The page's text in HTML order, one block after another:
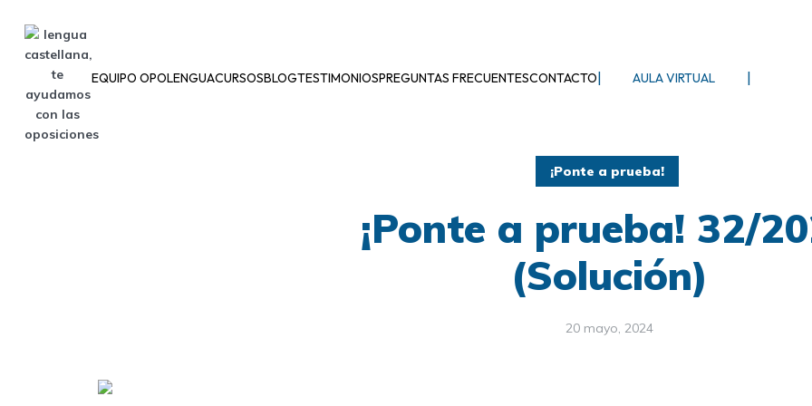
EQUIPO OPOLENGUACURSOSBLOGTESTIMONIOSPREGUNTAS FRECUENTESCONTACTO AULA VIRTUAL
¡Ponte a prueba!
¡Ponte a prueba! 32/
(Solución)
20 mayo, 2024